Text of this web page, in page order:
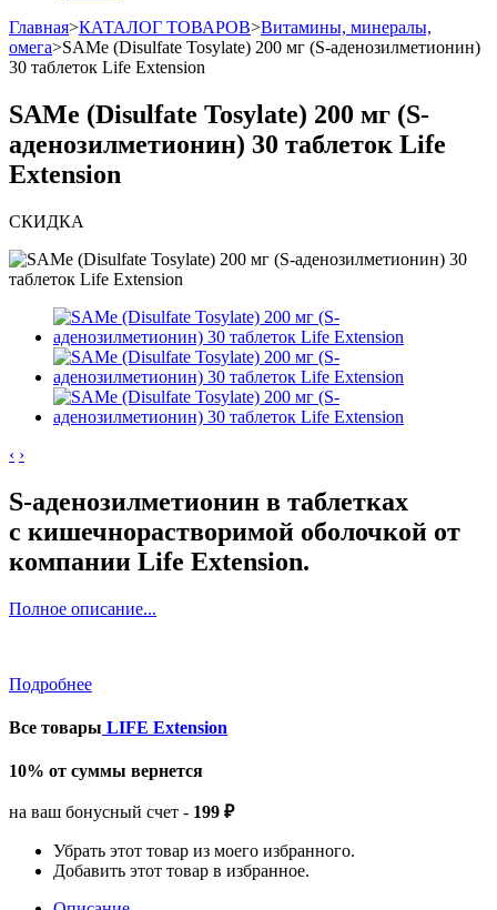
Главная>КАТАЛОГ ТОВАРОВ>Витамины, минералы,
омега>SAMe (Disulfate Tosylate) 200 мг (S-аденозилметионин)
30 таблеток Life Extension
SAMe (Disulfate Tosylate) 200 мг (S-
аденозилметионин) 30 таблеток Life
Extension
СКИДКА
‹ ›
S-аденозилметионин в таблетках
с кишечнорастворимой оболочкой от
компании Life Extension.
Полное описание...
Подробнее
Все товары LIFE Extension
10% от суммы вернется
на ваш бонусный счет - 199 ₽
Убрать этот товар из моего избранного.
Добавить этот товар в избранное.